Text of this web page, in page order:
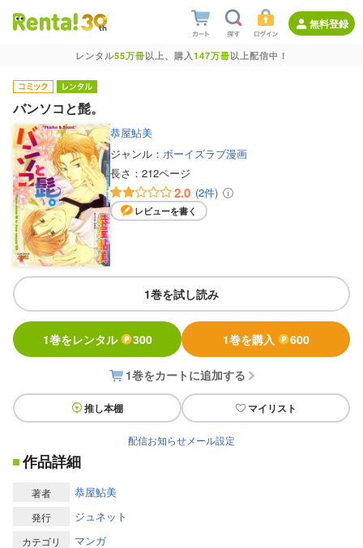
無料登録
レンタル55万冊以上、購入147万冊以上配信中！
バンソコと髭。
恭屋鮎美
ジャンル： ボーイズラブ漫画
長さ： 212ページ
2.0 (2件)
レビューを書く
1巻を試し読み
1巻をレンタル 300 1巻を購入 600
1巻をカートに追加する
推し本棚 マイリスト
配信お知らせメール設定
作品詳細
著者 恭屋鮎美
発行 ジュネット
カテゴリ マンガ